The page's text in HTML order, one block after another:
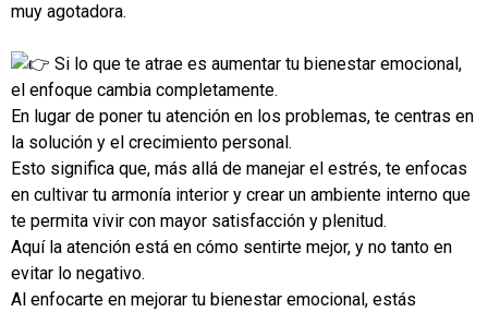
muy agotadora.
Si lo que te atrae es aumentar tu bienestar emocional,
el enfoque cambia completamente.
En lugar de poner tu atención en los problemas, te centras en
la solución y el crecimiento personal.
Esto significa que, más allá de manejar el estrés, te enfocas
en cultivar tu armonía interior y crear un ambiente interno que
te permita vivir con mayor satisfacción y plenitud.
Aquí la atención está en cómo sentirte mejor, y no tanto en
evitar lo negativo.
Al enfocarte en mejorar tu bienestar emocional, estás